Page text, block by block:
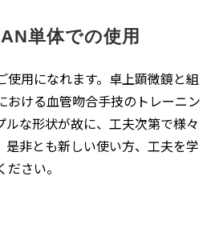
単体での使用
使用になれます。卓上顕微鏡と組
おける血管吻合手技のトレーニン
ルな形状が故に、工夫次第で様々
是非とも新しい使い方、工夫を学
さい。